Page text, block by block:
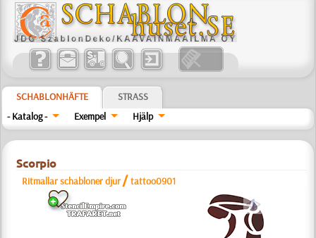
SCHABLONHÄFTE
STRASS
- Katalog -
Exempel Hjälp
Scorpio
Ritmallar schabloner djur /tattoo0901
a